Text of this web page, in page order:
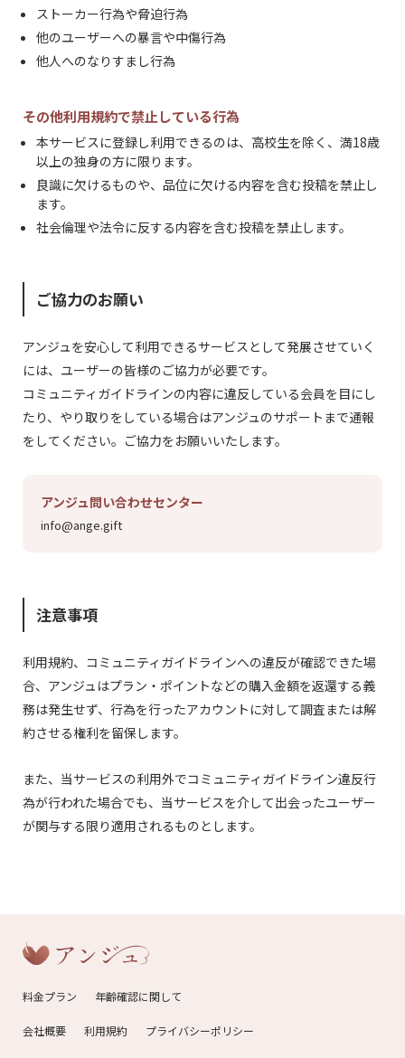
ストーカー行為や脅迫行為
他のユーザーへの暴言や中傷行為
他人へのなりすまし行為
その他利用規約で禁止している行為
本サービスに登録し利用できるのは、高校生を除く、満18歳
以上の独身の方に限ります。
良識に欠けるものや、品位に欠ける内容を含む投稿を禁止し
ます。
社会倫理や法令に反する内容を含む投稿を禁止します。
ご協力のお願い
アンジュを安心して利用できるサービスとして発展させていく
には、ユーザーの皆様のご協力が必要です。
コミュニティガイドラインの内容に違反している会員を目にし
たり、やり取りをしている場合はアンジュのサポートまで通報
をしてください。ご協力をお願いいたします。
アンジュ問い合わせセンター
info@ange.gift
注意事項
利用規約、コミュニティガイドラインへの違反が確認できた場
合、アンジュはプラン・ポイントなどの購入金額を返還する義
務は発生せず、行為を行ったアカウントに対して調査または解
約させる権利を留保します。
また、当サービスの利用外でコミュニティガイドライン違反行
為が行われた場合でも、当サービスを介して出会ったユーザー
が関与する限り適用されるものとします。
料金プラン 年齢確認に関して
会社概要 利用規約 プライバシーポリシー